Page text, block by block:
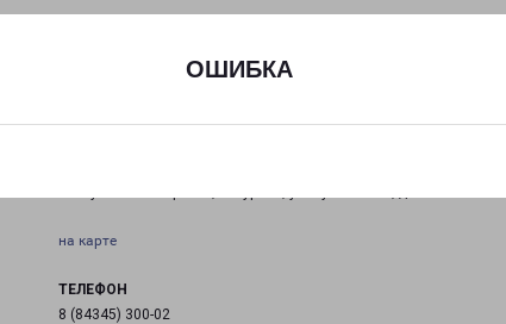
ОШИБКА
на карте
ТЕЛЕФОН
8 (84345) 300-02